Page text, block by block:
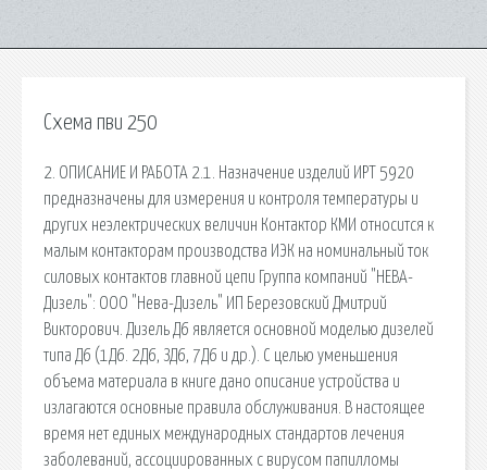
Схема пви 250
2. ОПИСАНИЕ И РАБОТА 2.1. Назначение изделий ИРТ 5920
предназначены для измерения и контроля температуры и
других неэлектрических величин Контактор КМИ относится к
малым контакторам производства ИЭК на номинальный ток
силовых контактов главной цепи Группа компаний "НЕВА-
Дизель": ООО "Нева-Дизель" ИП Березовский Дмитрий
Викторович. Дизель Д6 является основной моделью дизелей
типа Д6 (1Д6. 2Д6, ЗД6, 7Д6 и др.). С целью уменьшения
объема материала в книге дано описание устройства и
излагаются основные правила обслуживания. В настоящее
время нет единых международных стандартов лечения
заболеваний, ассоциированных с вирусом папилломы